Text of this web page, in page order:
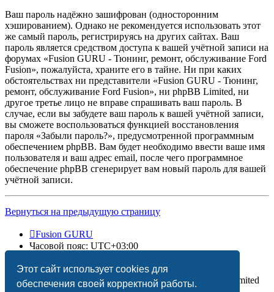
Этот сайт использует cookies для
обеспечения своей корректной работы.
Ваш пароль надёжно зашифрован (односторонним
хэшированием). Однако не рекомендуется использовать этот
же самый пароль, регистрируясь на других сайтах. Ваш
пароль является средством доступа к вашей учётной записи на
форумах «Fusion GURU - Тюнинг, ремонт, обслуживание Ford
Fusion», пожалуйста, храните его в тайне. Ни при каких
обстоятельствах ни представители «Fusion GURU - Тюнинг,
ремонт, обслуживание Ford Fusion», ни phpBB Limited, ни
другое третье лицо не вправе спрашивать ваш пароль. В
случае, если вы забудете ваш пароль к вашей учётной записи,
вы сможете воспользоваться функцией восстановления
пароля «Забыли пароль?», предусмотренной программным
обеспечением phpBB. Вам будет необходимо ввести ваше имя
пользователя и ваш адрес email, после чего программное
обеспечение phpBB сгенерирует вам новый пароль для вашей
учётной записи.
Вернуться на предыдущую страницу
Fusion GURU
Часовой пояс: UTC+03:00
Создано на основеphpBB® Forum Software © phpBB Limited